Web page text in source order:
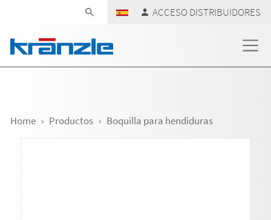
ACCESO DISTRIBUIDORES
Home Productos Boquilla para hendiduras